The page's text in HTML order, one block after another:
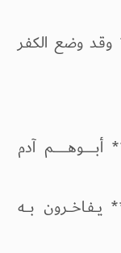
وقـد وضع الكفـر
آدم
بـــه